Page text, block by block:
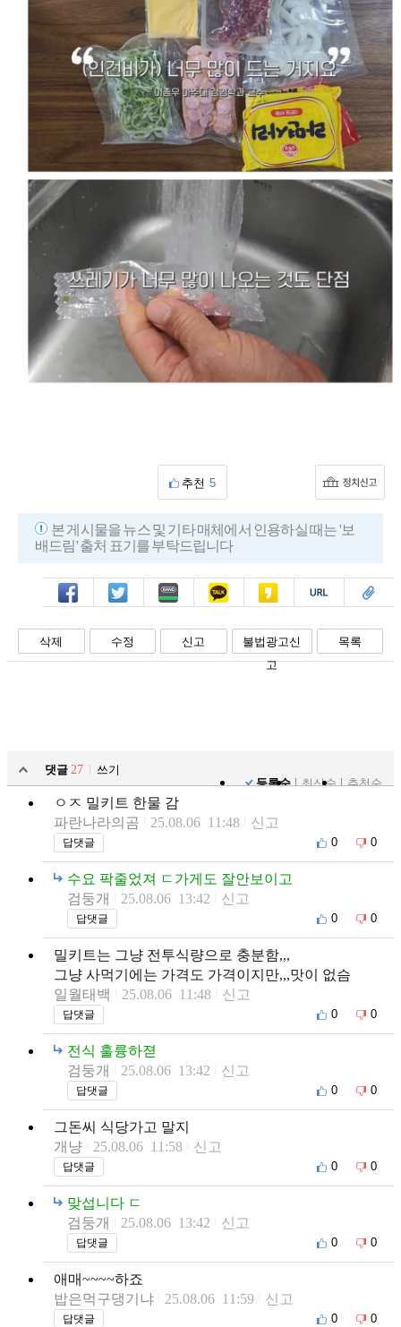
추천 5
본 게시물을 뉴스 및 기타 매체에서 인용하실 때는 '보
배드림' 출처 표기를 부탁드립니다
페북 트윗 밴드 카톡 카스 복사 스크랩
삭제 수정 신고
불법광고신
고
목록
댓글 27
쓰기
등록순
최신순 추천순
ㅇㅈ 밀키트 한물 감
파란나라의곰
25.08.06 11:48 신고
답댓글 0 0
수요 팍줄었져 ㄷ가게도 잘안보이고
검둥개
25.08.06 13:42 신고
답댓글 0 0
밀키트는 그냥 전투식량으로 충분함,,,
그냥 사먹기에는 가격도 가격이지만,,,맛이 없슴
일월태백
25.08.06 11:48 신고
답댓글 0 0
전식 훌륭하젿
검둥개
25.08.06 13:42 신고
답댓글 0 0
그돈씨 식당가고 말지
개냥
25.08.06 11:58 신고
답댓글 0 0
맞섭니다 ㄷ
검둥개
25.08.06 13:42 신고
답댓글 0 0
애매~~~~하죠
밥은먹구댕기냐
25.08.06 11:59 신고
답댓글 0 0